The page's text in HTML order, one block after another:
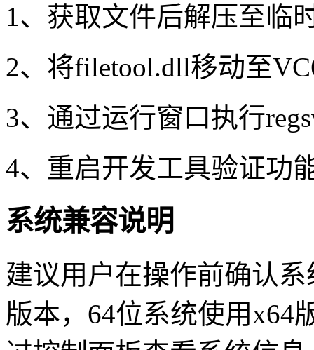
1、获取文件后解压至临
2、将filetool.dll移动至
3、通过运行窗口执行
4、重启开发工具验证功
系统兼容说明
建议用户在操作前确认
版本，64位系统使用x64